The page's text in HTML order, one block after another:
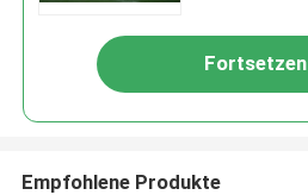
Fortsetzen
Empfohlene Produkte